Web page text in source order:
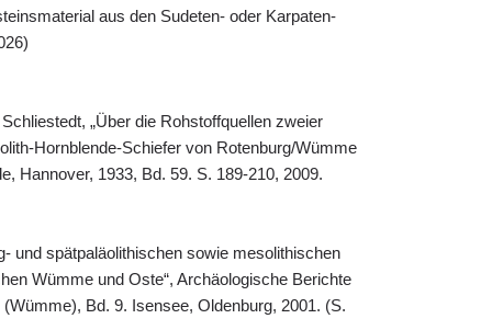
aus den Sudeten- oder Karpaten-
„Über die Rohstoffquellen zweier
Hornblende-Schiefer von Rotenburg/Wümme
Hannover, 1933, Bd. 59. S. 189-210, 2009.
und spätpaläolithischen sowie mesolithischen
Wümme und Oste“, Archäologische Berichte
Bd. 9. Isensee, Oldenburg, 2001. (S.